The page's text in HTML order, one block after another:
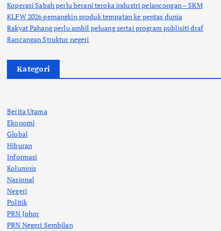
Koperasi Sabah perlu berani teroka industri pelancongan – SKM
KLFW 2026 pemangkin produk tempatan ke pentas dunia
Rakyat Pahang perlu ambil peluang sertai program publisiti draf
Rancangan Struktur negeri
Kategori
Berita Utama
Ekonomi
Global
Hiburan
Informasi
Kolumnis
Nasional
Negeri
Politik
PRN Johor
PRN Negeri Sembilan